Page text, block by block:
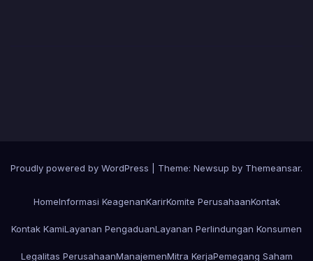
Proudly powered by WordPress Theme: Newsup by Themeansar.
HomeInformasi KeagenanKarirKomite PerusahaanKontak
Kontak KamiLayanan PengaduanLayanan Perlindungan Konsumen
Legalitas PerusahaanManajemenMitra KerjaPemegang Saham